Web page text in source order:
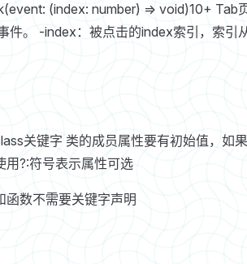
(index: number) => void)10+ Tab
件。 -index：被点击的index索引，索引
关键字 类的成员属性要有初始值，如
用?:符号表示属性可选
函数不需要关键字声明